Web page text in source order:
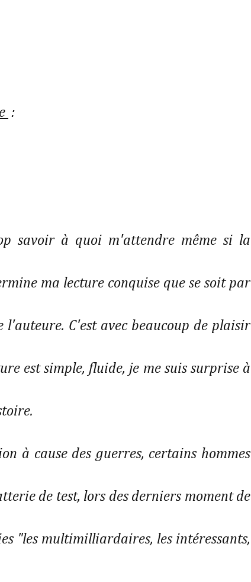
:
savoir à quoi m'attendre même si la
ma lecture conquise que se soit par
C'est avec beaucoup de plaisir
est simple, fluide, je me suis surprise à
à cause des guerres, certains hommes
de test, lors des derniers moment de
"les multimilliardaires, les intéressants,